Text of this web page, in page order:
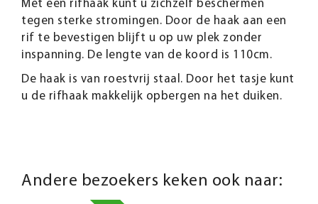
tegen sterke stromingen. Door de haak aan een
rif te bevestigen blijft u op uw plek zonder
inspanning. De lengte van de koord is 110cm.
De haak is van roestvrij staal. Door het tasje kunt
u de rifhaak makkelijk opbergen na het duiken.
Andere bezoekers keken ook naar: